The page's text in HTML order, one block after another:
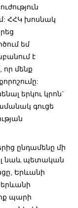
ՀՀԿ խոսնակ
եմ
է
որ մենք
երկու կրոն`
գուցե
ընդամենը մի
նաև պետական
Երևանի
երևանի
պարի